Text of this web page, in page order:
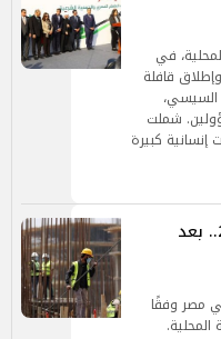
في
قافلة
السيسي،
شملت
إنسانية كبيرة
خطوات استخراج تراخيص البناء 2025.. بعد
مصر وفقًا
المحلية.